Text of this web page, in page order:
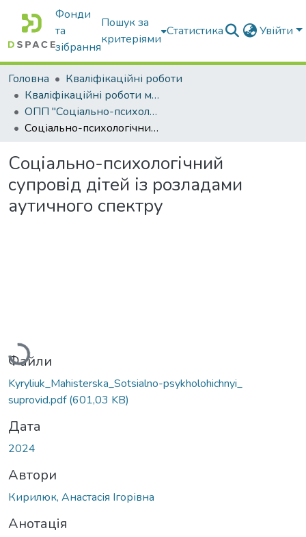
Фонди
та
зібрання
Пошук за
критеріями
Статистика Увійти
Головна
Кваліфікаційні роботи
Кваліфікаційні роботи магістрів
ОПП "Соціально-психологічна реабілітація"
Соціально-психологічний супровід дітей із розладами аутичного спектру
Соціально-психологічний
супровід дітей із розладами
аутичного спектру
Вантажиться...
Файли
Kyryliuk_Mahisterska_Sotsialno-psykholohichnyi_
suprovid.pdf(601,03 KB)
Дата
2024
Автори
Кирилюк, Анастасія Ігорівна
Анотація